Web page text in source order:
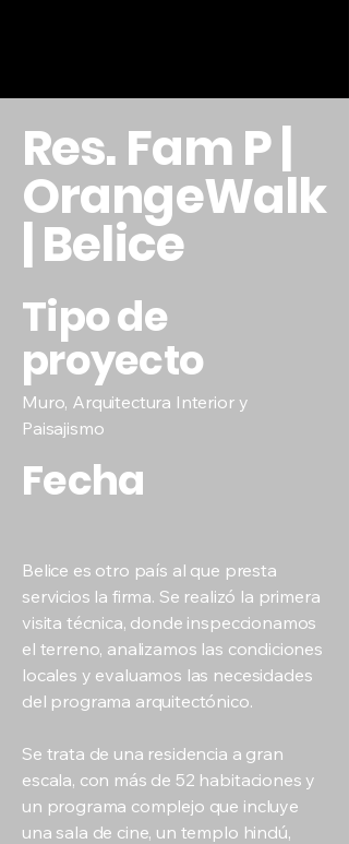
Res. Fam P |
OrangeWalk
| Belice
Tipo de
proyecto
Muro, Arquitectura Interior y
Paisajismo
Fecha
Belice es otro país al que presta
servicios la firma. Se realizó la primera
visita técnica, donde inspeccionamos
el terreno, analizamos las condiciones
locales y evaluamos las necesidades
del programa arquitectónico.
Se trata de una residencia a gran
escala, con más de 52 habitaciones y
un programa complejo que incluye
una sala de cine, un templo hindú,